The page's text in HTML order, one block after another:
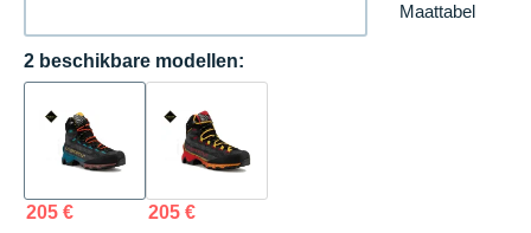
Maattabel
2 beschikbare modellen:
205 € 205 €